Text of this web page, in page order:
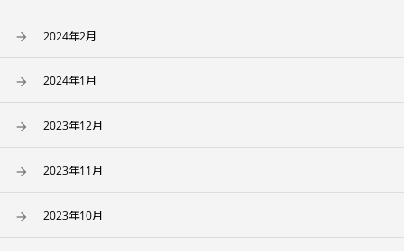
2024年2月
2024年1月
2023年12月
2023年11月
2023年10月